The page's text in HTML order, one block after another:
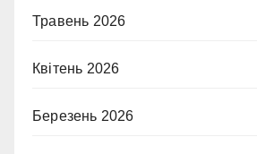
Травень 2026
Квітень 2026
Березень 2026